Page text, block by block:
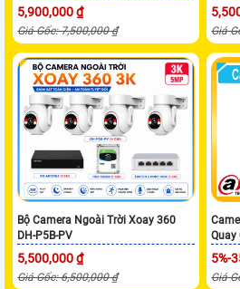
5,900,000 ₫
Giá Gốc: 7,500,000 ₫ Giá
Bộ Camera Ngoài Trời Xoay 360
DH-P5B-PV
5,500,000 ₫
Giá Gốc: 6,500,000 ₫
Quay
5%-
Giá